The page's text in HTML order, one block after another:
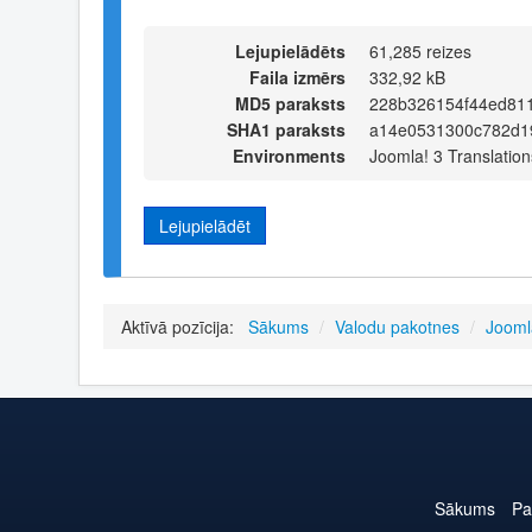
Lejupielādēts
61,285 reizes
Faila izmērs
332,92 kB
MD5 paraksts
SHA1 paraksts
Environments
Joomla! 3
Lejupielādēt
Aktīvā pozīcija: Sākums / Valodu pakotnes /
Sākums